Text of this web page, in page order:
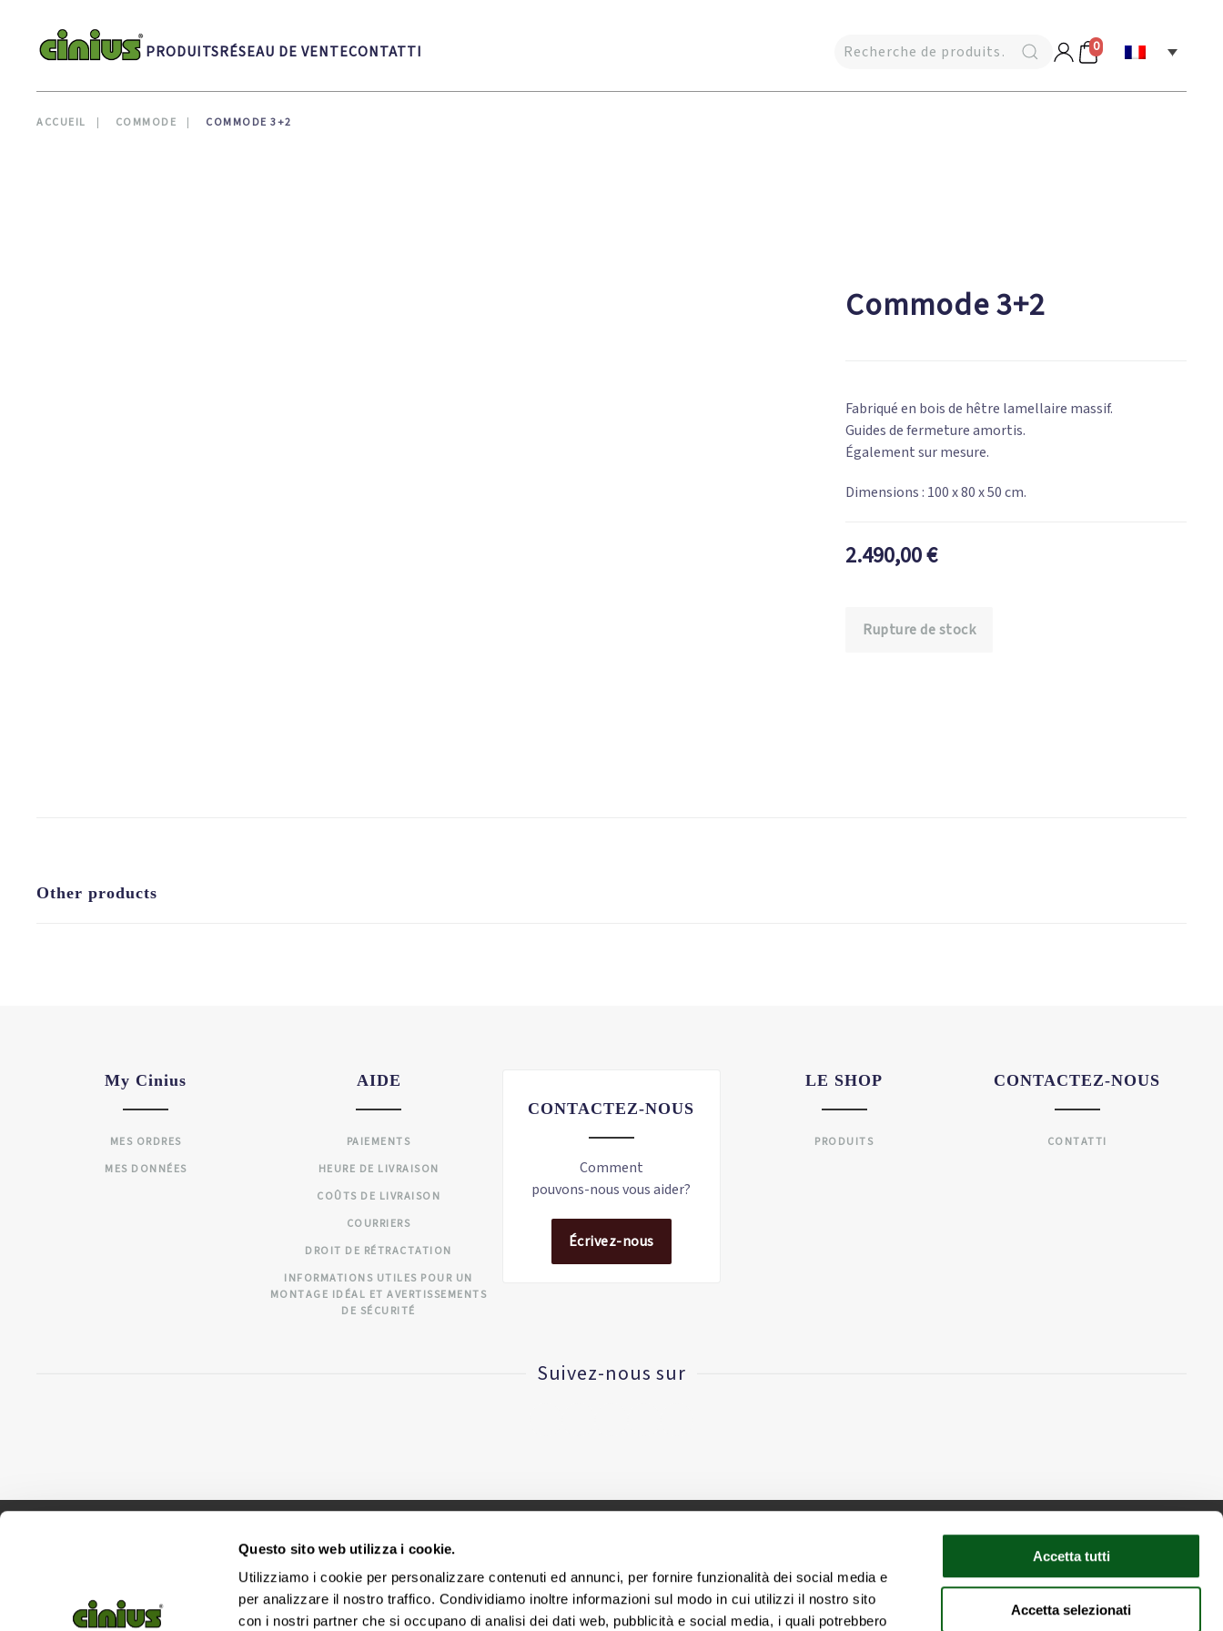
Questo sito web utilizza i cookie.
Utilizziamo i cookie per personalizzare contenuti ed annunci, per fornire funzionalità dei social media e
per analizzare il nostro traffico. Condividiamo inoltre informazioni sul modo in cui utilizzi il nostro sito
con i nostri partner che si occupano di analisi dei dati web, pubblicità e social media, i quali potrebbero
Accetta tutti
Accetta selezionati
Skip to main contentPRODUITSRÉSEAU DE VENTECONTATTI 0
ACCUEIL COMMODE COMMODE 3+2
Commode 3+2
Fabriqué en bois de hêtre lamellaire massif.
Guides de fermeture amortis.
Également sur mesure.
Dimensions : 100 x 80 x 50 cm.
2.490,00€
Rupture de stock
Other products
My Cinius
MES ORDRES
MES DONNÉES
AIDE
PAIEMENTS
HEURE DE LIVRAISON
COÛTS DE LIVRAISON
COURRIERS
DROIT DE RÉTRACTATION
INFORMATIONS UTILES POUR UN
MONTAGE IDÉAL ET AVERTISSEMENTS
DE SÉCURITÉ
CONTACTEZ-NOUS
Comment
pouvons-nous vous aider?
Écrivez-nous
LE SHOP
PRODUITS
CONTACTEZ-NOUS
CONTATTI
Suivez-nous sur
CINIUS S.R.L. - VAT IT02418320376
Siège social et bureaux via E. Collamarini, 25 - 40138 Bologne - Italie